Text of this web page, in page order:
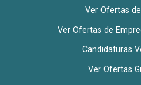
Ver Ofertas
Ver Ofertas de
Candidaturas
Ver Ofertas